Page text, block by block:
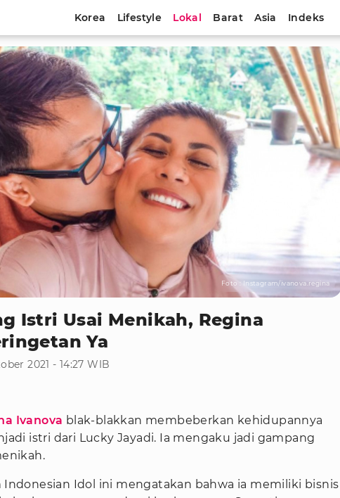
Korea Lifestyle Lokal Barat Asia Indeks
Foto : Instagram/ivanova.regina
Istri Usai Menikah, Regina
Ya
2021 - 14:27 WIB
Ivanova blak-blakkan membeberkan kehidupannya
istri dari Lucky Jayadi. Ia mengaku jadi gampang
Indonesian Idol ini mengatakan bahwa ia memiliki bisnis